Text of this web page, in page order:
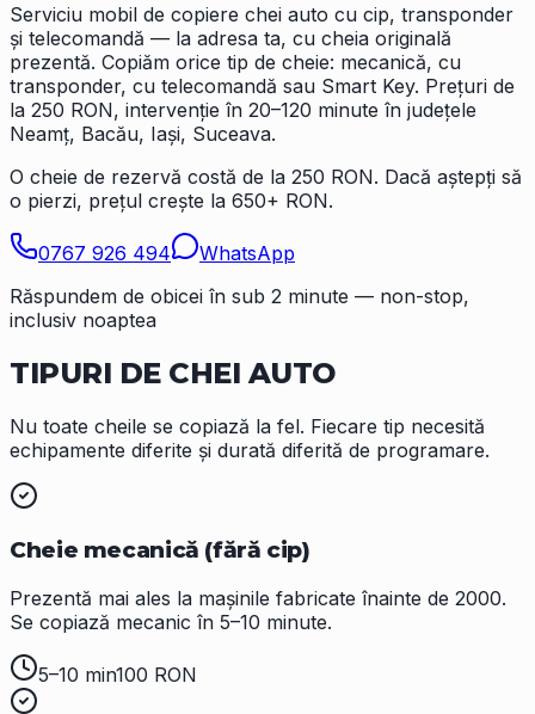
Serviciu mobil de copiere chei auto cu cip, transponder
și telecomandă — la adresa ta, cu cheia originală
prezentă. Copiăm orice tip de cheie: mecanică, cu
transponder, cu telecomandă sau Smart Key. Prețuri de
la 250 RON, intervenție în 20–120 minute în județele
Neamț, Bacău, Iași, Suceava.
O cheie de rezervă costă de la 250 RON. Dacă aștepți să
o pierzi, prețul crește la 650+ RON.
0767 926 494
WhatsApp
Răspundem de obicei în sub 2 minute — non-stop,
inclusiv noaptea
TIPURI DE CHEI AUTO
Nu toate cheile se copiază la fel. Fiecare tip necesită
echipamente diferite și durată diferită de programare.
Cheie mecanică (fără cip)
Prezentă mai ales la mașinile fabricate înainte de 2000.
Se copiază mecanic în 5–10 minute.
5–10 min100 RON